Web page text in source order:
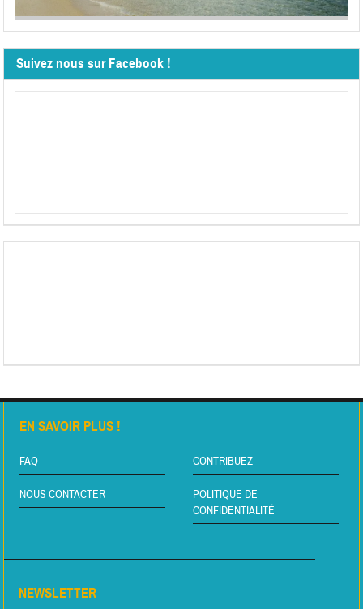
Suivez nous sur Facebook !
EN SAVOIR PLUS !
FAQ CONTRIBUEZ
NOUS CONTACTER
POLITIQUE DE
CONFIDENTIALITÉ
NEWSLETTER